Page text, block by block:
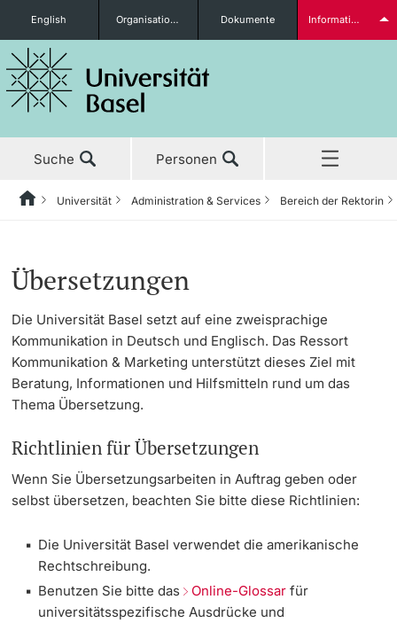
Studieninteressierte
weitere Informationen
Doktorierende
weitere Informationen
English Organisationseinheiten Dokumente Informationen für...
Suche Personen
Forschung
Lehre
Universität
Leitung & Organisation
Administration & Services
Bereich der Rektorin
Innovation und Corporate Relations
Kommunikation & Marketing
Marketing
Web Services
Event & Outreach
Rechtsdienst
Generalsekretariat
Informationsversorgung &
Informationstechnologie (IVIT)
Vizerektorat Forschung
Vizerektorat Lehre
Vizerektorat People & Culture
Direktion Infrastruktur & Betrieb
Fakultäten & Departemente
Universität & Gesellschaft
Jobs & Karriere
HomeZurückUniversität Administration & Services Bereich der Rektorin
Übersetzungen
Die Universität Basel setzt auf eine zweisprachige
Kommunikation in Deutsch und Englisch. Das Ressort
Kommunikation & Marketing unterstützt dieses Ziel mit
Beratung, Informationen und Hilfsmitteln rund um das
Thema Übersetzung.
Richtlinien für Übersetzungen
Wenn Sie Übersetzungsarbeiten in Auftrag geben oder
selbst übersetzen, beachten Sie bitte diese Richtlinien:
Die Universität Basel verwendet die amerikanische
Rechtschreibung.
Benutzen Sie bitte das Online-Glossar für
universitätsspezifische Ausdrücke und